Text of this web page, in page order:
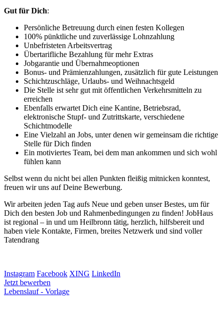
Gut für Dich:
Persönliche Betreuung durch einen festen Kollegen
100% pünktliche und zuverlässige Lohnzahlung
Unbefristeten Arbeitsvertrag
Übertarifliche Bezahlung für mehr Extras
Jobgarantie und Übernahmeoptionen
Bonus- und Prämienzahlungen, zusätzlich für gute Leistungen
Schichtzuschläge, Urlaubs- und Weihnachtsgeld
Die Stelle ist sehr gut mit öffentlichen Verkehrsmitteln zu
erreichen
Ebenfalls erwartet Dich eine Kantine, Betriebsrad,
elektronische Stupf- und Zutrittskarte, verschiedene
Schichtmodelle
Eine Vielzahl an Jobs, unter denen wir gemeinsam die richtige
Stelle für Dich finden
Ein motiviertes Team, bei dem man ankommen und sich wohl
fühlen kann
Selbst wenn du nicht bei allen Punkten fleißig mitnicken konntest,
freuen wir uns auf Deine Bewerbung.
Wir arbeiten jeden Tag aufs Neue und geben unser Bestes, um für
Dich den besten Job und Rahmenbedingungen zu finden! JobHaus
ist regional – in und um Heilbronn tätig, herzlich, hilfsbereit und
haben viele Kontakte, Firmen, breites Netzwerk und sind voller
Tatendrang
Instagram Facebook XING LinkedIn
Jetzt bewerben
Lebenslauf - Vorlage